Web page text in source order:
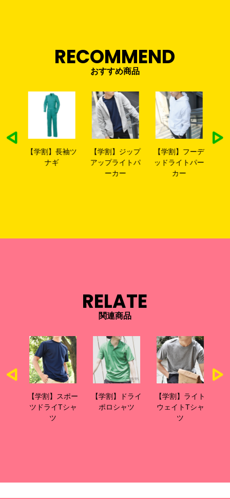
RECOMMEND
おすすめ商品
【学割】長袖ツ
ナギ
【学割】ジップ
アップライトパ
ーカー
【学割】フーデ
ッドライトパー
カー
RELATE
関連商品
【学割】スポー
ツドライTシャ
ツ
【学割】ドライ
ポロシャツ
【学割】ライト
ウェイトTシャ
ツ